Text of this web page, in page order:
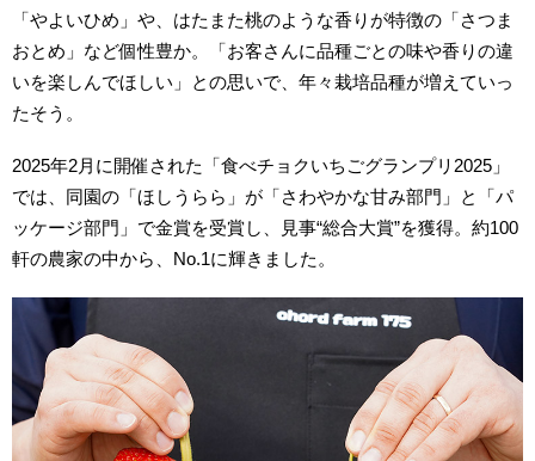
「やよいひめ」や、はたまた桃のような香りが特徴の「さつま
おとめ」など個性豊か。「お客さんに品種ごとの味や香りの違
いを楽しんでほしい」との思いで、年々栽培品種が増えていっ
たそう。
2025年2月に開催された「食べチョクいちごグランプリ2025」
では、同園の「ほしうらら」が「さわやかな甘み部門」と「パ
ッケージ部門」で金賞を受賞し、見事“総合大賞”を獲得。約100
軒の農家の中から、No.1に輝きました。